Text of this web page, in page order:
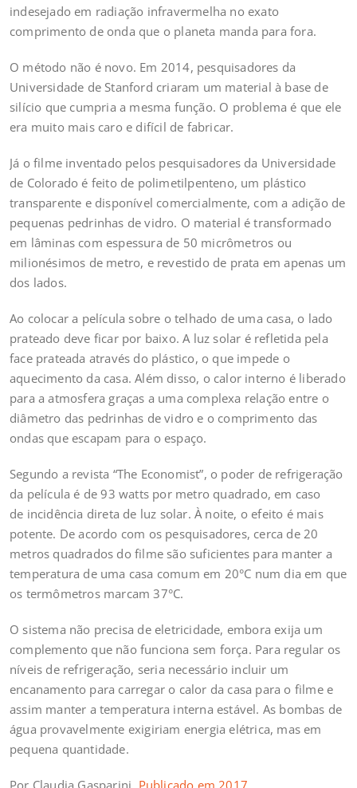
indesejado em radiação infravermelha no exato
comprimento de onda que o planeta manda para fora.
O método não é novo. Em 2014, pesquisadores da
Universidade de Stanford criaram um material à base de
silício que cumpria a mesma função. O problema é que ele
era muito mais caro e difícil de fabricar.
Já o filme inventado pelos pesquisadores da Universidade
de Colorado é feito de polimetilpenteno, um plástico
transparente e disponível comercialmente, com a adição de
pequenas pedrinhas de vidro. O material é transformado
em lâminas com espessura de 50 micrômetros ou
milionésimos de metro, e revestido de prata em apenas um
dos lados.
Ao colocar a película sobre o telhado de uma casa, o lado
prateado deve ficar por baixo. A luz solar é refletida pela
face prateada através do plástico, o que impede o
aquecimento da casa. Além disso, o calor interno é liberado
para a atmosfera graças a uma complexa relação entre o
diâmetro das pedrinhas de vidro e o comprimento das
ondas que escapam para o espaço.
Segundo a revista “The Economist”, o poder de refrigeração
da película é de 93 watts por metro quadrado, em caso
de incidência direta de luz solar. À noite, o efeito é mais
potente. De acordo com os pesquisadores, cerca de 20
metros quadrados do filme são suficientes para manter a
temperatura de uma casa comum em 20°C num dia em que
os termômetros marcam 37°C.
O sistema não precisa de eletricidade, embora exija um
complemento que não funciona sem força. Para regular os
níveis de refrigeração, seria necessário incluir um
encanamento para carregar o calor da casa para o filme e
assim manter a temperatura interna estável. As bombas de
água provavelmente exigiriam energia elétrica, mas em
pequena quantidade.
Por Claudia Gasparini, Publicado em 2017